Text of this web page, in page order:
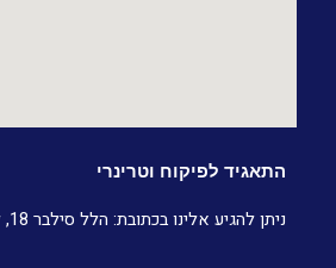
התאגיד לפיקוח וטרינרי
ניתן להגיע אלינו בכתובת: הלל סילבר 18, לוד.